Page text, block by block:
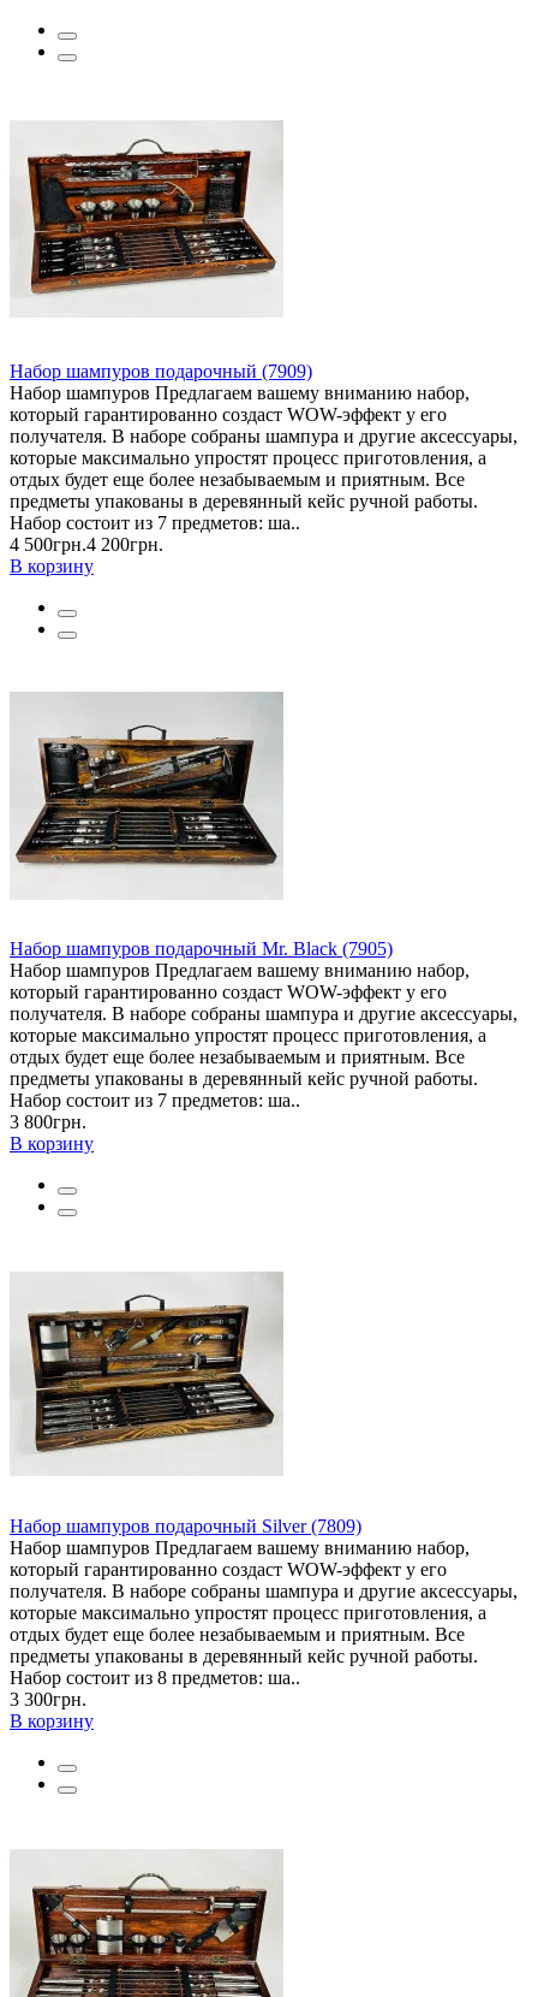
Набор шампуров подарочный (7909)
Набор шампуров Предлагаем вашему вниманию набор,
который гарантированно создаст WOW-эффект у его
получателя. В наборе собраны шампура и другие аксессуары,
которые максимально упростят процесс приготовления, а
отдых будет еще более незабываемым и приятным. Все
предметы упакованы в деревянный кейс ручной работы.
Набор состоит из 7 предметов: ша..
4 500грн.4 200грн.
В корзину
Набор шампуров подарочный Mr. Black (7905)
Набор шампуров Предлагаем вашему вниманию набор,
который гарантированно создаст WOW-эффект у его
получателя. В наборе собраны шампура и другие аксессуары,
которые максимально упростят процесс приготовления, а
отдых будет еще более незабываемым и приятным. Все
предметы упакованы в деревянный кейс ручной работы.
Набор состоит из 7 предметов: ша..
3 800грн.
В корзину
Набор шампуров подарочный Silver (7809)
Набор шампуров Предлагаем вашему вниманию набор,
который гарантированно создаст WOW-эффект у его
получателя. В наборе собраны шампура и другие аксессуары,
которые максимально упростят процесс приготовления, а
отдых будет еще более незабываемым и приятным. Все
предметы упакованы в деревянный кейс ручной работы.
Набор состоит из 8 предметов: ша..
3 300грн.
В корзину